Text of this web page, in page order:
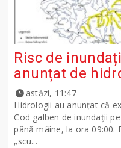
Risc de
anunțat de
astăzi, 11:47
Hidrologii au anunțat că
Cod galben de inundații
până mâine, la ora 09:00.
„scu...